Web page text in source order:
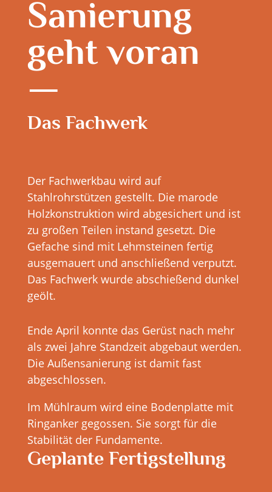
Sanierung
geht voran
Das Fachwerk
Der Fachwerkbau wird auf
Stahlrohrstützen gestellt. Die marode
Holzkonstruktion wird abgesichert und ist
zu großen Teilen instand gesetzt. Die
Gefache sind mit Lehmsteinen fertig
ausgemauert und anschließend verputzt.
Das Fachwerk wurde abschießend dunkel
geölt.
Ende April konnte das Gerüst nach mehr
als zwei Jahre Standzeit abgebaut werden.
Die Außensanierung ist damit fast
abgeschlossen.
Im Mühlraum wird eine Bodenplatte mit
Ringanker gegossen. Sie sorgt für die
Stabilität der Fundamente.
Geplante Fertigstellung